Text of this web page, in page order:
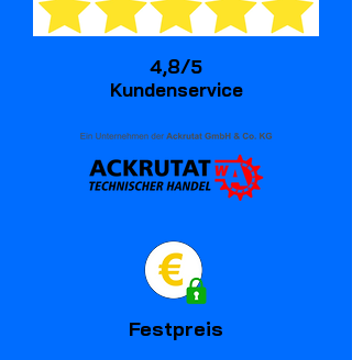
4,8/5
Kundenservice
Festpreis